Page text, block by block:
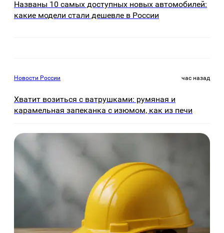
Названы 10 самых доступных новых автомобилей:
какие модели стали дешевле в России
Новости России час назад
Хватит возиться с ватрушками: румяная и
карамельная запеканка с изюмом, как из печи